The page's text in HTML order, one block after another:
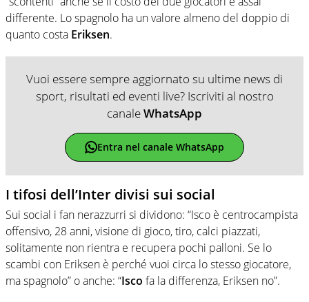
differente. Lo spagnolo ha un valore almeno del doppio di
quanto costa Eriksen.
Vuoi essere sempre aggiornato su ultime news di
sport, risultati ed eventi live? Iscriviti al nostro
canaleWhatsApp
Entra nel canale WhatsApp
I tifosi dell’Inter divisi sui social
Sui social i fan nerazzurri si dividono: “Isco è centrocampista
offensivo, 28 anni, visione di gioco, tiro, calci piazzati,
solitamente non rientra e recupera pochi palloni. Se lo
scambi con Eriksen è perché vuoi circa lo stesso giocatore,
ma spagnolo” o anche: “Isco fa la differenza, Eriksen no”.